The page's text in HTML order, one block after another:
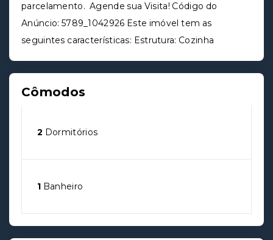
parcelamento. Agende sua Visita! Código do
Anúncio: 5789_1042926 Este imóvel tem as
seguintes características: Estrutura: Cozinha
Cômodos
2 Dormitórios
1 Banheiro